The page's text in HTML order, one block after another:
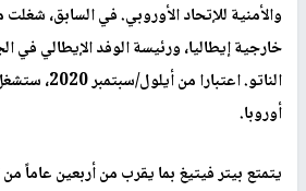
والأمنية للإتحاد الأوروبي. في السابق،
خارجية إيطاليا، ورئيسة الوفد الإيطالي في
الناتو.
أوروبا.
يتمتع بيتر فيتيغ بما يقرب من أربعين عاماً